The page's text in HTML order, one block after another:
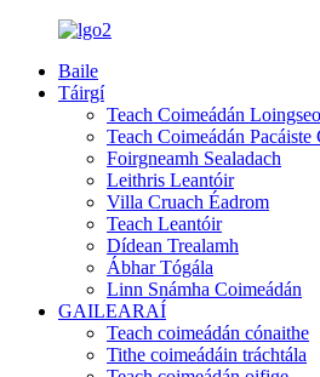
Baile
Táirgí
Teach Coimeádán
Teach Coimeádán Pacáiste
Foirgneamh Sealadach
Leithris Leantóir
Villa Cruach Éadrom
Teach Leantóir
Dídean Trealamh
Ábhar Tógála
Linn Snámha Coimeádán
GAILEARAÍ
Teach coimeádán cónaithe
Tithe coimeádáin tráchtála